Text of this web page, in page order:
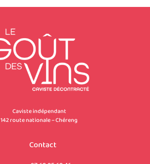
Caviste indépendant
142 route nationale – Chéreng
Contact